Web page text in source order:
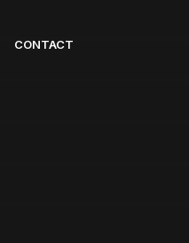
CONTACT